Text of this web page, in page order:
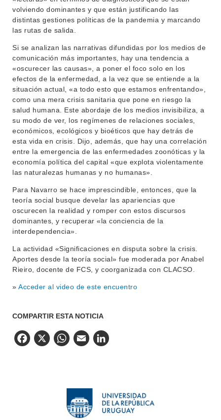
volviendo dominantes y que están justificando las
distintas gestiones políticas de la pandemia y marcando
las rutas de salida.
Si se analizan las narrativas difundidas por los medios de
comunicación más importantes, hay una tendencia a
«oscurecer las causas», a poner el foco solo en los
efectos de la enfermedad, a la vez que se entiende a la
situación actual, «a todo esto que estamos enfrentando»,
como una mera crisis sanitaria que pone en riesgo la
salud humana. Este abordaje de los medios invisibiliza, a
su modo de ver, los regímenes de relaciones sociales,
económicos, ecológicos y bioéticos que hay detrás de
esta vida en crisis. Dijo, además, que hay una correlación
entre la emergencia de las enfermedades zoonóticas y la
economía política del capital «que explota violentamente
las naturalezas humanas y no humanas».
Para Navarro se hace imprescindible, entonces, que la
teoría social busque develar las apariencias que
oscurecen la realidad y romper con estos discursos
dominantes, y recuperar «la conciencia de la
interdependencia».
La actividad «Significaciones en disputa sobre la crisis.
Aportes desde la teoría social» fue moderada por Anabel
Rieiro, docente de FCS, y coorganizada con CLACSO.
» Acceder al video de este encuentro
COMPARTIR ESTA NOTICIA
Facebook
X WhatsApp
Email